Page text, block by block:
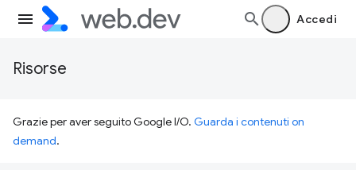
Accedi
Risorse
Grazie per aver seguito Google I/O. Guarda i contenuti on
demand.